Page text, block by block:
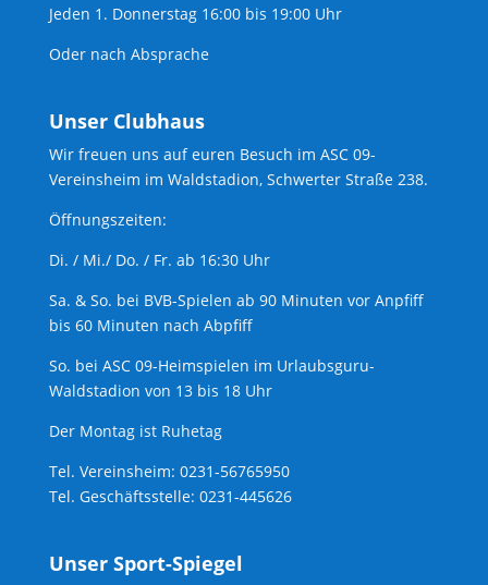
Jeden 1. Donnerstag 16:00 bis 19:00 Uhr
Oder nach Absprache
Unser Clubhaus
Wir freuen uns auf euren Besuch im ASC 09-
Vereinsheim im Waldstadion, Schwerter Straße 238.
Öffnungszeiten:
Di. / Mi./ Do. / Fr. ab 16:30 Uhr
Sa. & So. bei BVB-Spielen ab 90 Minuten vor Anpfiff
bis 60 Minuten nach Abpfiff
So. bei ASC 09-Heimspielen im Urlaubsguru-
Waldstadion von 13 bis 18 Uhr
Der Montag ist Ruhetag
Tel. Vereinsheim: 0231-56765950
Tel. Geschäftsstelle: 0231-445626
Unser Sport-Spiegel